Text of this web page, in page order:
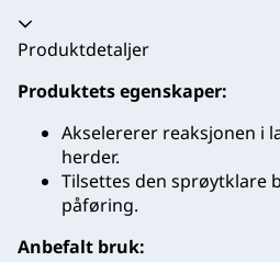
Trekkspill kollapset
Produktdetaljer
Produktets egenskaper:
Akselererer reaksjonen i
herder.
Tilsettes den sprøytklare
påføring.
Anbefalt bruk: